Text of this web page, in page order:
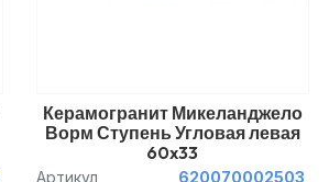
Керамогранит Микеланджело
Ворм Ступень Угловая левая
60x33
Артикул 620070002503